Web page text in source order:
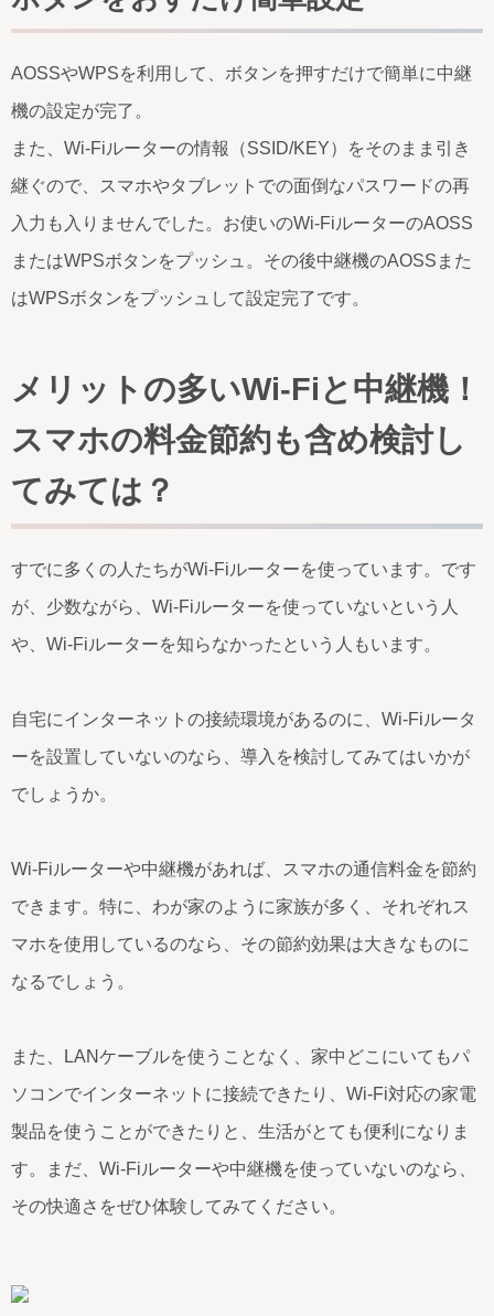
AOSSやWPSを利用して、ボタンを押すだけで簡単に中継
機の設定が完了。
また、Wi-Fiルーターの情報（SSID/KEY）をそのまま引き
継ぐので、スマホやタブレットでの面倒なパスワードの再
入力も入りませんでした。お使いのWi-FiルーターのAOSS
またはWPSボタンをプッシュ。その後中継機のAOSSまた
はWPSボタンをプッシュして設定完了です。
メリットの多いWi-Fiと中継機！
スマホの料金節約も含め検討し
てみては？
すでに多くの人たちがWi-Fiルーターを使っています。です
が、少数ながら、Wi-Fiルーターを使っていないという人
や、Wi-Fiルーターを知らなかったという人もいます。
自宅にインターネットの接続環境があるのに、Wi-Fiルータ
ーを設置していないのなら、導入を検討してみてはいかが
でしょうか。
Wi-Fiルーターや中継機があれば、スマホの通信料金を節約
できます。特に、わが家のように家族が多く、それぞれス
マホを使用しているのなら、その節約効果は大きなものに
なるでしょう。
また、LANケーブルを使うことなく、家中どこにいてもパ
ソコンでインターネットに接続できたり、Wi-Fi対応の家電
製品を使うことができたりと、生活がとても便利になりま
す。まだ、Wi-Fiルーターや中継機を使っていないのなら、
その快適さをぜひ体験してみてください。